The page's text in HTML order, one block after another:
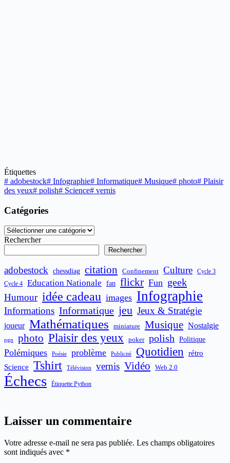
Étiquettes
# adobestock# Infographie# Informatique# Musique# photo# Plaisir
des yeux# polish# Science# vernis
Catégories
Catégories
Rechercher
Rechercher
adobestock chessdiag citation Confinement Culture
Cycle 3
Cycle 4
Education Nationale fan flickr Fun geek
Humour idée cadeau images Infographie
Informations Informatique jeu Jeux & Stratégie
joueur Mathématiques miniature Musique Nostalgie
pgn photo Plaisir des yeux poker polish Politique
Polémiques Poésie problème Publicité Quotidien
rétro
Science
Tshirt Télévision vernis Vidéo Web 2.0
Échecs Étiquette Python
Laisser un commentaire
Votre adresse e-mail ne sera pas publiée. Les champs obligatoires
sont indiqués avec *